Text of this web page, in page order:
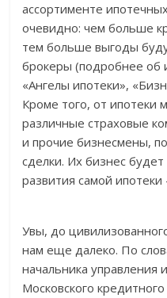
ассортименте
очевидно: чем больше
тем больше выгоды
брокеры (подробнее об
«Ангелы ипотеки»,
Кроме того, от ипотеки
различные страховые
и прочие бизнесмены,
сделки. Их бизнес
развития самой
Увы, до
нам еще далеко. По
начальника управления
Московского